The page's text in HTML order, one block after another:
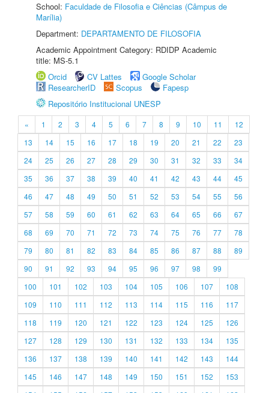
School: Faculdade de Filosofia e Ciências (Câmpus de
Marília)
Department: DEPARTAMENTO DE FILOSOFIA
Academic Appointment Category: RDIDP Academic
title: MS-5.1
Orcid
CV Lattes
Google Scholar
ResearcherID
Scopus
Fapesp
Repositório Institucional UNESP
« 1 2 3 4 5 6 7 8 9 10 11
12
13
14 15 16 17 18 19 20 21 22
23
24
25 26 27 28 29 30 31 32 33
34
35
36 37 38 39 40 41 42 43 44
45
46
47 48 49 50 51 52 53 54 55
56
57
58 59 60 61 62 63 64 65 66
67
68
69 70 71 72 73 74 75 76 77
78
79
80 81 82 83 84 85 86 87 88
89
90
91 92 93 94 95 96 97 98
99
100
101 102 103 104 105 106 107
108
109
110 111 112 113 114 115 116
117
118
119 120 121 122 123 124 125
126
127
128 129 130 131 132 133 134
135
136
137 138 139 140 141 142 143
144
145
146 147 148 149 150 151 152
153